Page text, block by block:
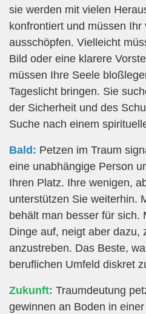
sie werden mit vielen
konfrontiert und müssen Ihr
ausschöpfen. Vielleicht
Bild oder eine klarere
müssen Ihre Seele
Tageslicht bringen. Sie
der Sicherheit und des
Suche nach einem
Bald: Petzen im Traum
eine unabhängige Person
Ihren Platz. Ihre wenigen,
unterstützen Sie weiterhin.
behält man besser für sich.
Dinge auf, neigt aber dazu,
anzustreben. Das Beste,
beruflichen Umfeld diskret
Zukunft: Traumdeutung
gewinnen an Boden in